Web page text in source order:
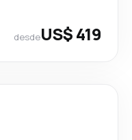
desdeUS$ 419